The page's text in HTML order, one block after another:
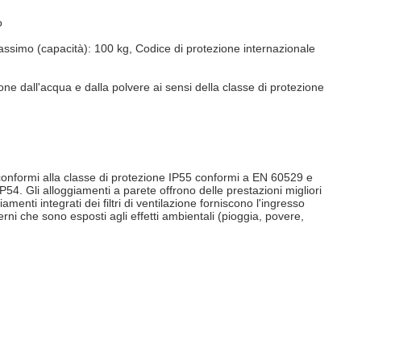
(capacità): 100 kg, Codice di protezione internazionale
dall'acqua e dalla polvere ai sensi della classe di protezione
alla classe di protezione IP55 conformi a EN 60529 e
Gli alloggiamenti a parete offrono delle prestazioni migliori
integrati dei filtri di ventilazione forniscono l'ingresso
che sono esposti agli effetti ambientali (pioggia, povere,